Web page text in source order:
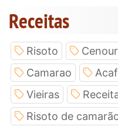
Receitas
Risoto
Camarao
Vieiras
Risoto de